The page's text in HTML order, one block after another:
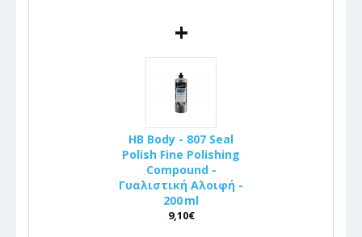
+
HB Body - 807 Seal
Polish Fine Polishing
Compound -
Γυαλιστική Αλοιφή -
200 ml
9,10€